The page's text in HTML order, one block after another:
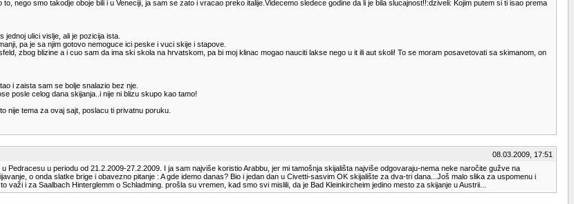
nego smo takodje oboje bili i u Veneciji, ja sam se zato i vracao preko italije.Videcemo sledece godine da li je bila slucajnost!!:dziveli: Kojim putem si ti isao prema
ulici vislje, ali je pozicija ista.
pa je sa njim gotovo nemoguce ici peske i vuci skije i stapove.
zbog blizine a i cuo sam da ima ski skola na hrvatskom, pa bi moj klinac mogao nauciti lakse nego u it ili aut skoli! To se moram posavetovati sa skimanom, on
i zaista sam se bolje snalazio bez nje.
posle celog dana skijanja..i nije ni blizu skupo kao tamo!
nije tema za ovaj sajt, poslacu ti privatnu poruku.
08.03.2009, 17:51
Pedracesu u periodu od 21.2.2009-27.2.2009. I ja sam najviše koristio Arabbu, jer mi tamošnja skijališta najviše odgovaraju-nema neke naročite gužve na
o onda slatke brige i obavezno pitanje : A gde idemo danas? Bio i jedan dan u Civetti-sasvim OK skijalište za dva-tri dana...Još malo slika za uspomenu i
i za Saalbach Hinterglemm o Schladming. prošla su vremen, kad smo svi mislili, da je Bad Kleinkircheim jedino mesto za skijanje u Austrii...